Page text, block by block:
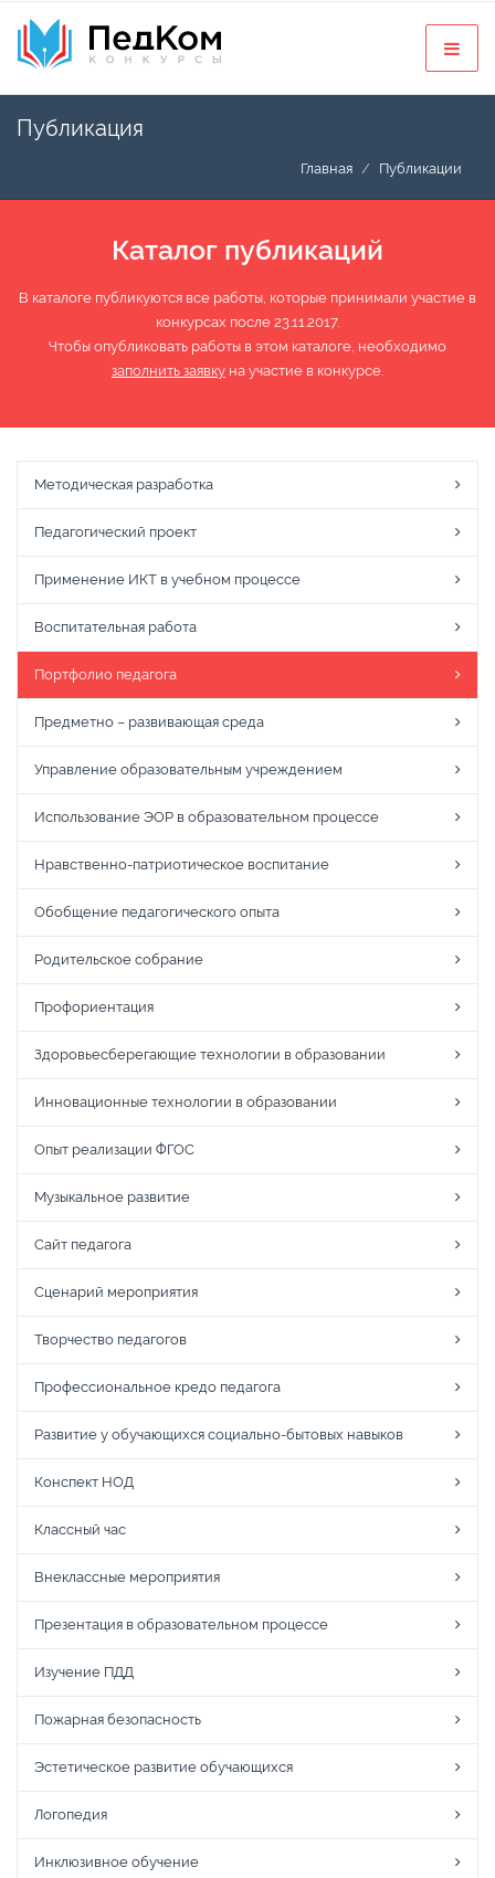
Публикация
Главная Публикации
Каталог публикаций
В каталоге публикуются все работы, которые принимали участие в
конкурсах после 23.11.2017.
Чтобы опубликовать работы в этом каталоге, необходимо
заполнить заявку на участие в конкурсе.
Методическая разработка
Педагогический проект
Применение ИКТ в учебном процессе
Воспитательная работа
Портфолио педагога
Предметно – развивающая среда
Управление образовательным учреждением
Использование ЭОР в образовательном процессе
Нравственно-патриотическое воспитание
Обобщение педагогического опыта
Родительское собрание
Профориентация
Здоровьесберегающие технологии в образовании
Инновационные технологии в образовании
Опыт реализации ФГОС
Музыкальное развитие
Сайт педагога
Сценарий мероприятия
Творчество педагогов
Профессиональное кредо педагога
Развитие у обучающихся социально-бытовых навыков
Конспект НОД
Классный час
Внеклассные мероприятия
Презентация в образовательном процессе
Изучение ПДД
Пожарная безопасность
Эстетическое развитие обучающихся
Логопедия
Инклюзивное обучение